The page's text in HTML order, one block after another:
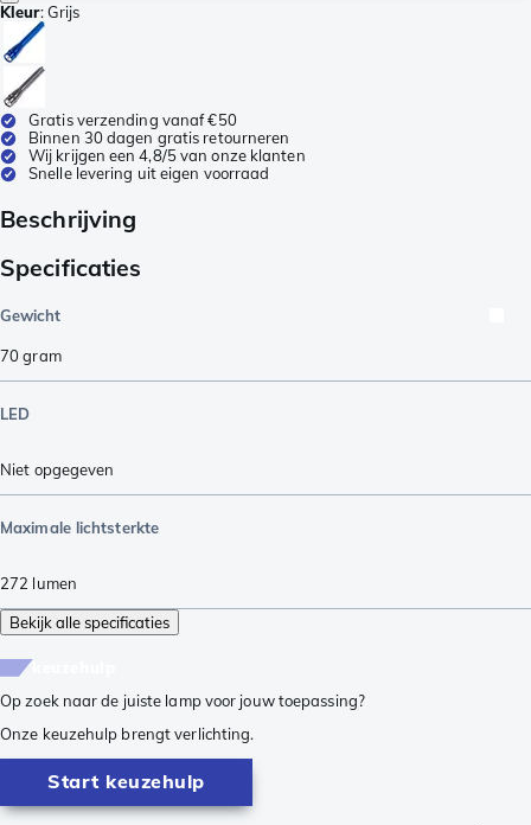
Kleur:Grijs
Gratis verzending vanaf €50
Binnen 30 dagen gratis retourneren
Wij krijgen een 4,8/5 van onze klanten
Snelle levering uit eigen voorraad
Beschrijving
Specificaties
Gewicht
70gram
LED
Niet opgegeven
Maximale lichtsterkte
272 lumen
Bekijk alle specificaties
Op zoek naar de juiste lamp voor jouw toepassing?
Onze keuzehulp brengt verlichting.
Start keuzehulp